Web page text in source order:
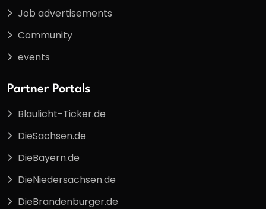
Job advertisements
Community
events
Partner Portals
Blaulicht-Ticker.de
DieSachsen.de
DieBayern.de
DieNiedersachsen.de
DieBrandenburger.de